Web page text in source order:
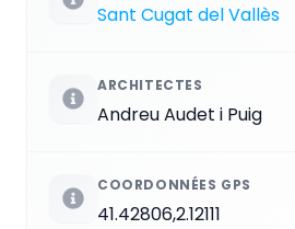
Sant Cugat del Vallès
ARCHITECTES
Andreu Audet i Puig
COORDONNÉES GPS
41.42806,2.12111